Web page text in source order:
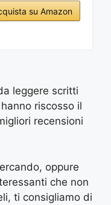
su Amazon
leggere scritti
riscosso il
recensioni
oppure
che non
ti consigliamo di